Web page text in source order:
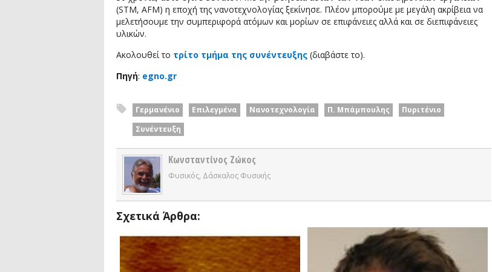
(STM, AFM) η εποχή της νανοτεχνολογίας ξεκίνησε. Πλέον μπορούμε με μεγάλη ακρίβεια να
μελετήσουμε την συμπεριφορά ατόμων και μορίων σε επιφάνειες αλλά και σε διεπιφάνειες
υλικών.
Ακολουθεί το τρίτο τμήμα της συνέντευξης (διαβάστε το).
Πηγή: egno.gr
Γερμανένιο Επιλεγμένα Νανοτεχνολογία Π. Μπάμπουλης
Πυριτένιο
Συνέντευξη
Κωνσταντίνος Ζώκος
Φυσικός, Δάσκαλος Φυσικής
Σχετικά Άρθρα: